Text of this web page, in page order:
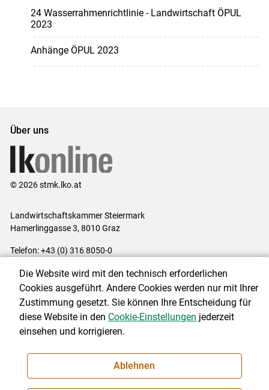
24 Wasserrahmenrichtlinie - Landwirtschaft ÖPUL
2023
Anhänge ÖPUL 2023
Über uns
© 2026 stmk.lko.at
Landwirtschaftskammer Steiermark
Hamerlinggasse 3, 8010 Graz
Telefon: +43 (0) 316 8050-0
Impressum|Kontakt|Datenschutzerklärung|Barrierefreiheit|
Cookie-Einstellungen
NEWSLETTER
Die Website wird mit den technisch erforderlichen
Cookies ausgeführt. Andere Cookies werden nur mit Ihrer
Zustimmung gesetzt. Sie können Ihre Entscheidung für
diese Website in den Cookie-Einstellungen jederzeit
einsehen und korrigieren.
Ablehnen